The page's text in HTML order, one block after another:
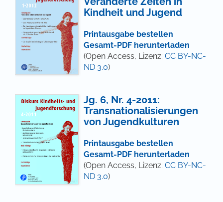
Kindheit und Jugend
Printausgabe bestellen
Gesamt-PDF herunterladen
(Open Access, Lizenz: CC BY-NC-
ND 3.0)
Jg. 6, Nr. 4-2011:
Transnationalisierungen
von Jugendkulturen
Printausgabe bestellen
Gesamt-PDF herunterladen
(Open Access, Lizenz: CC BY-NC-
ND 3.0)